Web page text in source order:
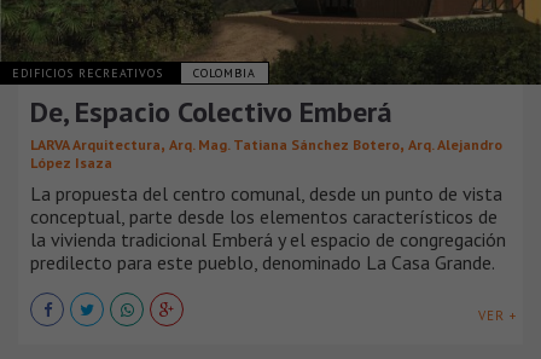
EDIFICIOS RECREATIVOS COLOMBIA
De, Espacio Colectivo Emberá
LARVA Arquitectura, Arq. Mag. Tatiana Sánchez Botero, Arq. Alejandro
López Isaza
La propuesta del centro comunal, desde un punto de vista
conceptual, parte desde los elementos característicos de
la vivienda tradicional Emberá y el espacio de congregación
predilecto para este pueblo, denominado La Casa Grande.
VER +